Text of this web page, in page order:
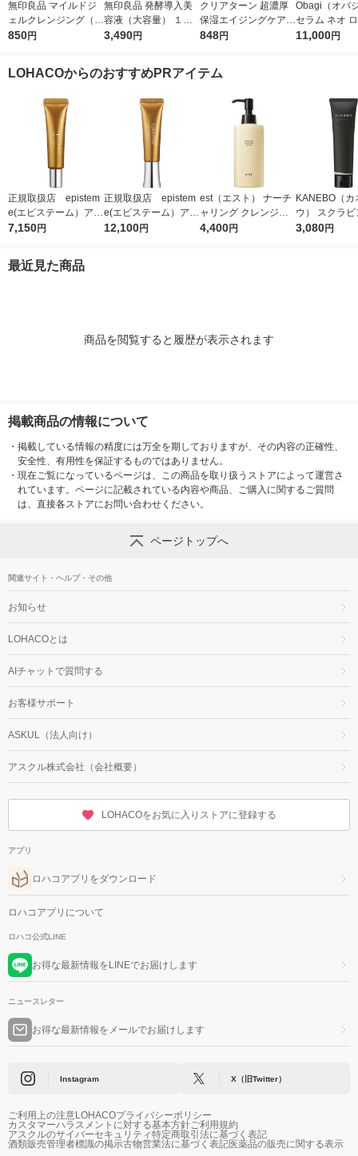
無印良品 マイルドジ
ェルクレンジング（大
容量） ２２０ｇ 良品
850円
無印良品 発酵導入美
容液（大容量） １０
０ｍＬ 良品計画
3,490円
クリアターン 超濃厚
保湿エイジングケアマ
スクEX 40枚入 大容量
848円
Obagi（オバ
セラム ネオ
薬
11,000円
LOHACOからのおすすめPRアイテム
正規取扱店 epistem
e(エピステーム）アイ
パーフェクトショット
7,150円
正規取扱店 epistem
e(エピステーム）アイ
パーフェクトショット
12,100円
est（エスト） ナーチ
ャリング クレンジン
グセラム 180ml
4,400円
KANEBO（カ
ウ） スクラビング マ
ッド ウォッ
3,080円
最近見た商品
商品を閲覧すると履歴が表示されます
掲載商品の情報について
・ 掲載している情報の精度には万全を期しておりますが、その内容の正確性、
安全性、有用性を保証するものではありません。
・ 現在ご覧になっているページは、この商品を取り扱うストアによって運営さ
れています。ページに記載されている内容や商品、ご購入に関するご質問
は、直接各ストアにお問い合わせください。
ページトップへ
関連サイト・ヘルプ・その他
お知らせ
LOHACOとは
AIチャットで質問する
お客様サポート
ASKUL（法人向け）
アスクル株式会社（会社概要）
LOHACOをお気に入りストアに登録する
アプリ
ロハコアプリをダウンロード
ロハコアプリについて
ロハコ公式LINE
お得な最新情報をLINEでお届けします
ニュースレター
お得な最新情報をメールでお届けします
Instagram X（旧Twitter）
ご利用上の注意LOHACOプライバシーポリシー
カスタマーハラスメントに対する基本方針ご利用規約
アスクルのサイバーセキュリティ特定商取引法に基づく表記
酒類販売管理者標識の掲示古物営業法に基づく表記医薬品の販売に関する表示